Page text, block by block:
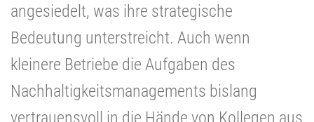
angesiedelt, was ihre strategische
Bedeutung unterstreicht. Auch wenn
kleinere Betriebe die Aufgaben des
Nachhaltigkeitsmanagements bislang
vertrauensvoll in die Hände von Kollegen aus